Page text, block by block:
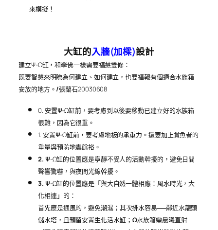
來模擬！
大缸的入牆(加樑)設計
建立Ψ-Ω缸，和學佛一樣需要福慧雙修：
既要智慧來明瞭為何建立、如何建立，也要福報有個適合水族箱
安放的地方。 /張蘭石20030608
0. 安置Ψ-Ω缸前，要考慮到以後要移動已建立好的水族箱
很難，因為它很重。
1. 安置Ψ-Ω缸前，要考慮地板的承重力。還要加上賞魚者的
重量與預防地震餘裕。
2. Ψ-Ω缸的位置應是寧靜不受人的活動幹擾的，避免日間
聲響驚嚇，與夜間光線幹擾。
3. Ψ-Ω缸的位置應是「與大自然一體相應：風水時光，大
化相連」的：
首先應是通風的，避免潮濕；其次排水容易──鄰近水龍頭
儲水塔，且預留安置生化活水缸； Ω水族箱需晨曦直射